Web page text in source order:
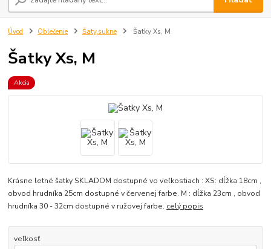
Úvod Oblečenie Šaty,sukne Šatky Xs, M
Šatky Xs, M
Akcia
Krásne letné šatky SKLADOM dostupné vo veľkostiach : XS: dĺžka 18cm ,
obvod hrudníka 25cm dostupné v červenej farbe. M : dĺžka 23cm , obvod
hrudníka 30 - 32cm dostupné v ružovej farbe. celý popis
veľkosť